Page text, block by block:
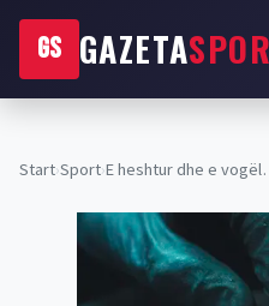
GS GAZETA
Start›Sport›E heshtur dhe e